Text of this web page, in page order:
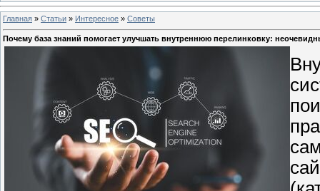
Главная » Статьи » Интересное » Советы
Почему база знаний помогает улучшать внутреннюю перелинковку: